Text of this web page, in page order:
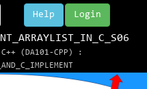
Login
Help
(DA101-CPP) :